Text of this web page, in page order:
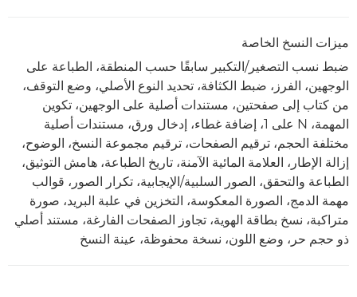
ميزات النسخ الخاصة
ضبط نسب التصغير/التكبير سابقًا حسب المنطقة، الطباعة على
الوجهين، الفرز، ضبط الكثافة، تحديد النوع الأصلي، وضع التوقف،
من كتاب إلى صفحتين، مستندات أصلية على الوجهين، تكوين
المهمة، N على 1، إضافة غطاء، إدخال ورق، مستندات أصلية
مختلفة الحجم، ترقيم الصفحات، ترقيم مجموعة النسخ، الوضوح،
إزالة الإطار، العلامة المائية الآمنة، تاريخ الطباعة، هامش التوثيق،
الطباعة والتحقق، الصور السلبية/الإيجابية، تكرار الصور، قوالب
مهمة الدمج، الصورة المعكوسة، التخزين في علبة البريد، صورة
متراكبة، نسخ بطاقة الهوية، تجاوز الصفحات الفارغة، مستند أصلي
ذو حجم حر، وضع اللون، نسخة محفوظة، عينة النسخ